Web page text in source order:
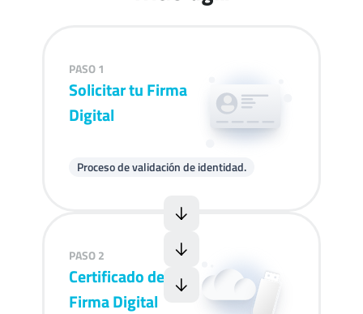
PASO 1
Solicitar tu Firma
Digital
Proceso de validación de identidad.
PASO 2
Certificado de
Firma Digital